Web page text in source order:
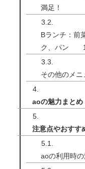
満足！
Bランチ：前
ク、パン
その他のメニ
aoの魅力まとめ
注意点やおすす
aoの利用時